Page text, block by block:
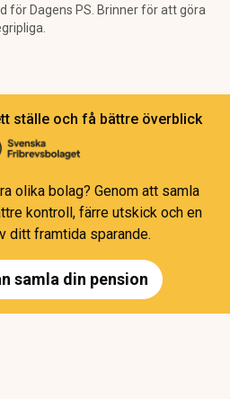
för Dagens PS. Brinner för att göra
ställe och få bättre överblick
olika bolag? Genom att samla
kontroll, färre utskick och en
ditt framtida sparande.
samla din pension